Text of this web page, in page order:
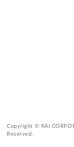
Copyright © KAI
Reserved.